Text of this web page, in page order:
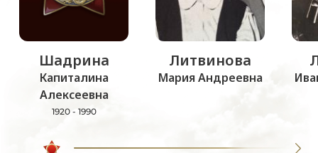
Шадрина
Капиталина
Алексеевна
1920 - 1990
Литвинова
Мария Андреевна